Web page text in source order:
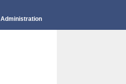
Administration